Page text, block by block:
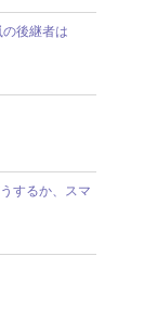
後継者は
するか、スマ